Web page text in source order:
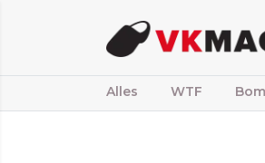
Alles WTF